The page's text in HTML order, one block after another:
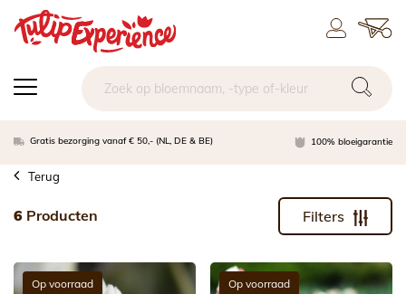
Gratis bezorging vanaf € 50,- (NL, DE & BE) 100% bloeigarantie
Terug
6 Producten Filters
Op voorraad Op voorraad